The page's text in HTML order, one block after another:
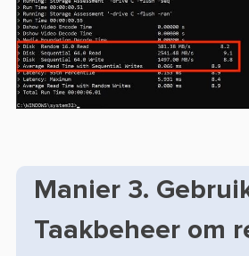
Manier 3.
Taakbeheer om